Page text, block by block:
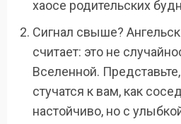
хаосе родительских
Сигнал свыше?
считает: это не
Вселенной.
стучатся к вам, как
настойчиво, но с